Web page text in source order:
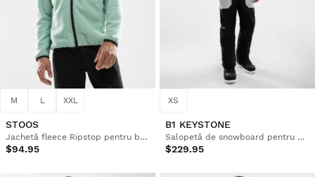
M L XXL
STOOS
Jachetă fleece Ripstop pentru bărbați
$94.95
XS
B1 KEYSTONE
Salopetă de snowboard pentru bărbați
$229.95